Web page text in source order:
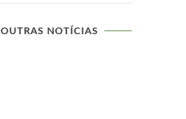
OUTRAS NOTÍCIAS